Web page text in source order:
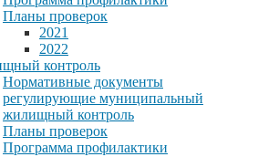
Планы проверок
2021
2022
контроль
Нормативные документы
регулирующие муниципальный
жилищный контроль
Планы проверок
Программа профилактики